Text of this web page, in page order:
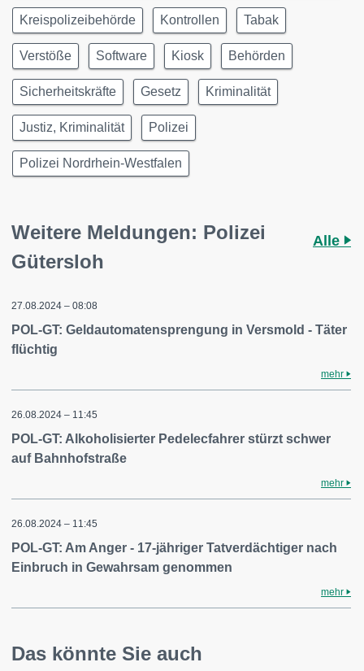
Kreispolizeibehörde Kontrollen Tabak
Verstöße Software Kiosk Behörden
Sicherheitskräfte Gesetz Kriminalität
Justiz, Kriminalität Polizei
Polizei Nordrhein-Westfalen
Weitere Meldungen: Polizei
Gütersloh
Alle
27.08.2024 – 08:08
POL-GT: Geldautomatensprengung in Versmold - Täter
flüchtig
mehr
26.08.2024 – 11:45
POL-GT: Alkoholisierter Pedelecfahrer stürzt schwer
auf Bahnhofstraße
mehr
26.08.2024 – 11:45
POL-GT: Am Anger - 17-jähriger Tatverdächtiger nach
Einbruch in Gewahrsam genommen
mehr
Das könnte Sie auch